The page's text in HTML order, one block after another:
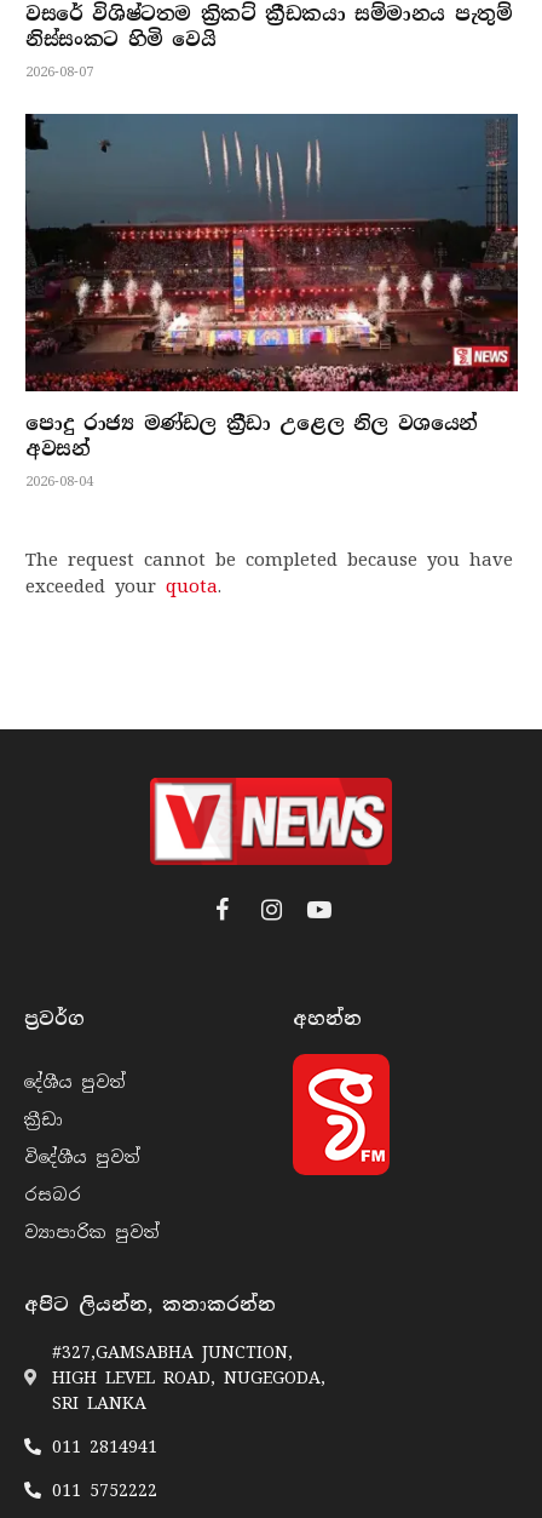
වසරේ විශිෂ්ටතම ක්‍රිකට් ක්‍රීඩකයා සම්මානය පැතුම්
නිස්සංකට හිමි වෙයි
2026-08-07
පොදු රාජ්‍ය මණ්ඩල ක්‍රීඩා උළෙල නිල වශයෙන්
අවසන්
2026-08-04
The request cannot be completed because you have
exceeded your quota.
FacebookInstagramYouTube
ප්‍රවර්​ග
දේශීය පුව​ත්
ක්‍රී​ඩා
විදේශීය පුව​ත්
රසබ​ර
ව්‍යාපාරික පුව​ත්
අහන්​න
අපිට ලියන්න, කතාකරන්න
#327,GAMSABHA JUNCTION,
HIGH LEVEL ROAD, NUGEGODA,
SRI LANKA
011 2814941
011 5752222